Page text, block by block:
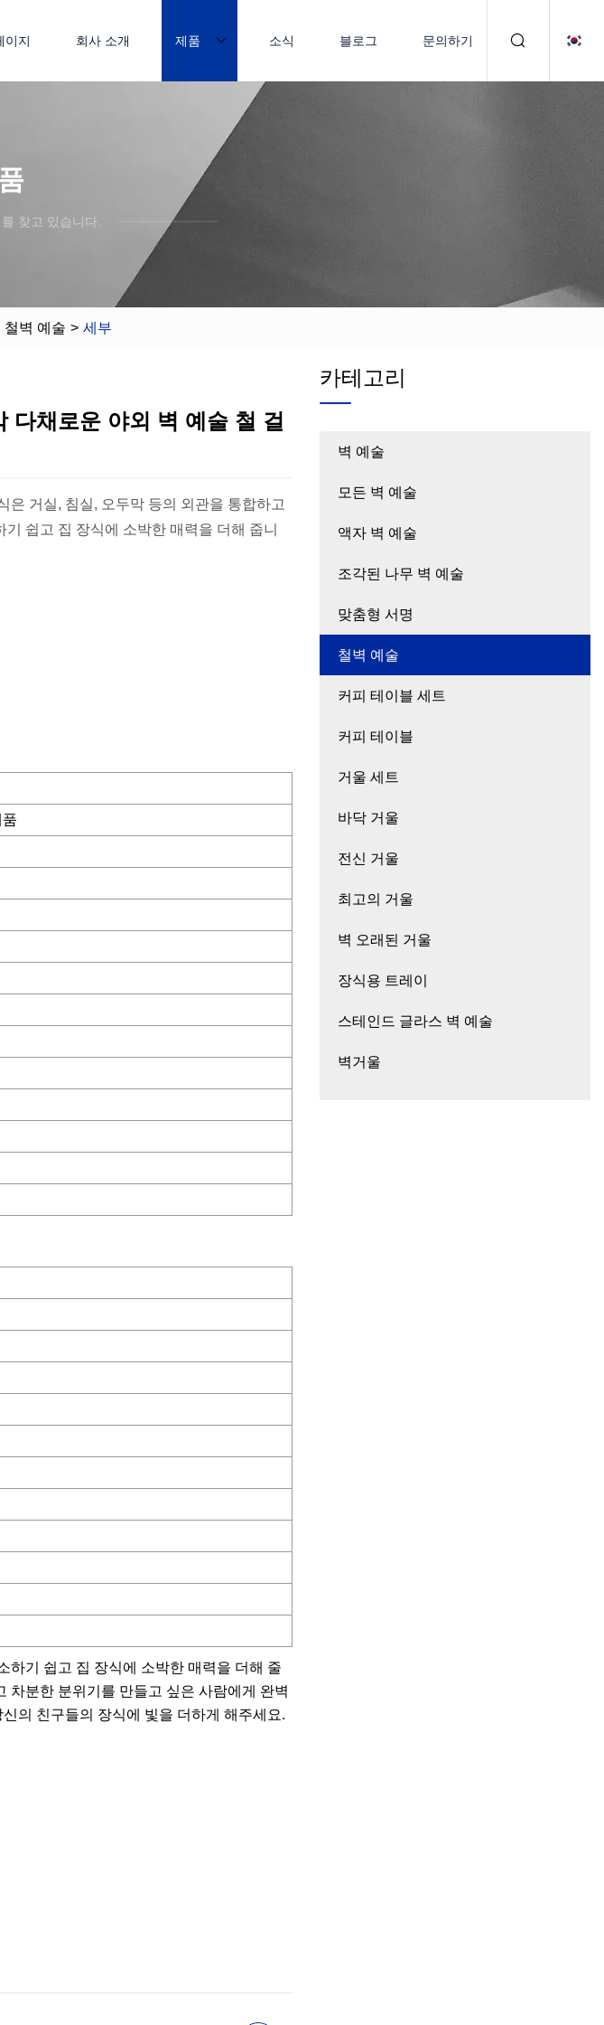
이지 회사 소개 제품 소식 블로그 문의하기
찾고 있습니다.
철벽 예술 > 세부
다채로운 야외 벽 예술 철 걸
은 거실, 침실, 오두막 등의 외관을 통합하고
하기 쉽고 집 장식에 소박한 매력을 더해 줄
차분한 분위기를 만들고 싶은 사람에게 완벽
의 친구들의 장식에 빛을 더하게 해주세요.
카테고리
벽 예술
모든 벽 예술
액자 벽 예술
조각된 나무 벽 예술
맞춤형 서명
철벽 예술
커피 테이블 세트
커피 테이블
거울 세트
바닥 거울
전신 거울
최고의 거울
벽 오래된 거울
장식용 트레이
스테인드 글라스 벽 예술
벽거울